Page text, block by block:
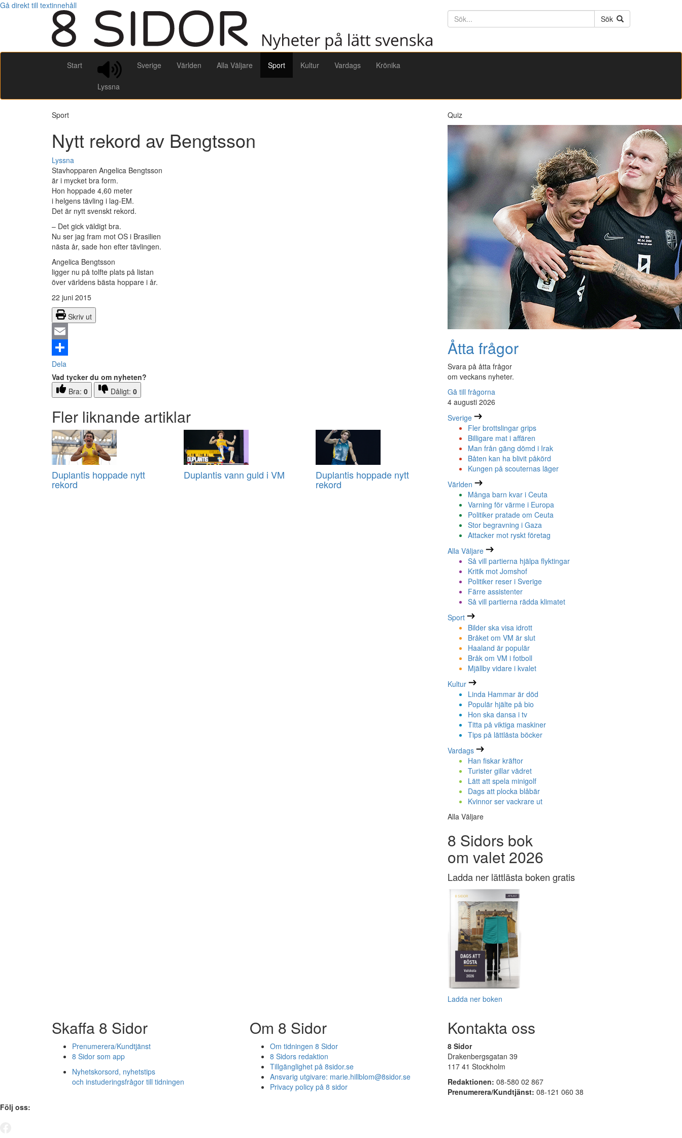
Gå direkt till textinnehåll
Söktext
Sök
Start
Lyssna
Sverige Världen Alla Väljare Sport Kultur Vardags Krönika
Sport
Nytt rekord av Bengtsson
Lyssna
Stavhopparen Angelica Bengtsson
är i mycket bra form.
Hon hoppade 4,60 meter
i helgens tävling i lag-EM.
Det är nytt svenskt rekord.
– Det gick väldigt bra.
Nu ser jag fram mot OS i Brasilien
nästa år, sade hon efter tävlingen.
Angelica Bengtsson
ligger nu på tolfte plats på listan
över världens bästa hoppare i år.
22 juni 2015
Skriv ut
Email
Dela
Vad tycker du om nyheten?
Bra: 0 Dåligt: 0
Fler liknande artiklar
Duplantis hoppade nytt
rekord
Duplantis vann guld i VM Duplantis hoppade nytt
rekord
Quiz
Åtta frågor
Svara på åtta frågor
om veckans nyheter.
Gå till frågorna
4 augusti 2026
Sverige
Fler brottslingar grips
Billigare mat i affären
Man från gäng dömd i Irak
Båten kan ha blivit påkörd
Kungen på scouternas läger
Världen
Många barn kvar i Ceuta
Varning för värme i Europa
Politiker pratade om Ceuta
Stor begravning i Gaza
Attacker mot ryskt företag
Alla Väljare
Så vill partierna hjälpa flyktingar
Kritik mot Jomshof
Politiker reser i Sverige
Färre assistenter
Så vill partierna rädda klimatet
Sport
Bilder ska visa idrott
Bråket om VM är slut
Haaland är populär
Bråk om VM i fotboll
Mjällby vidare i kvalet
Kultur
Linda Hammar är död
Populär hjälte på bio
Hon ska dansa i tv
Titta på viktiga maskiner
Tips på lättlästa böcker
Vardags
Han fiskar kräftor
Turister gillar vädret
Lätt att spela minigolf
Dags att plocka blåbär
Kvinnor ser vackrare ut
Alla Väljare
8 Sidors bok
om valet 2026
Ladda ner lättlästa boken gratis
Ladda ner boken
Skaffa 8 Sidor
Prenumerera/Kundtjänst
8 Sidor som app
Nyhetskorsord, nyhetstips
och instuderingsfrågor till tidningen
Om 8 Sidor
Om tidningen 8 Sidor
8 Sidors redaktion
Tillgänglighet på 8sidor.se
Ansvarig utgivare: marie.hillblom@8sidor.se
Privacy policy på 8 sidor
Kontakta oss
8 Sidor
Drakenbergsgatan 39
117 41 Stockholm
Redaktionen: 08-580 02 867
Prenumerera/Kundtjänst: 08-121 060 38
Följ oss: